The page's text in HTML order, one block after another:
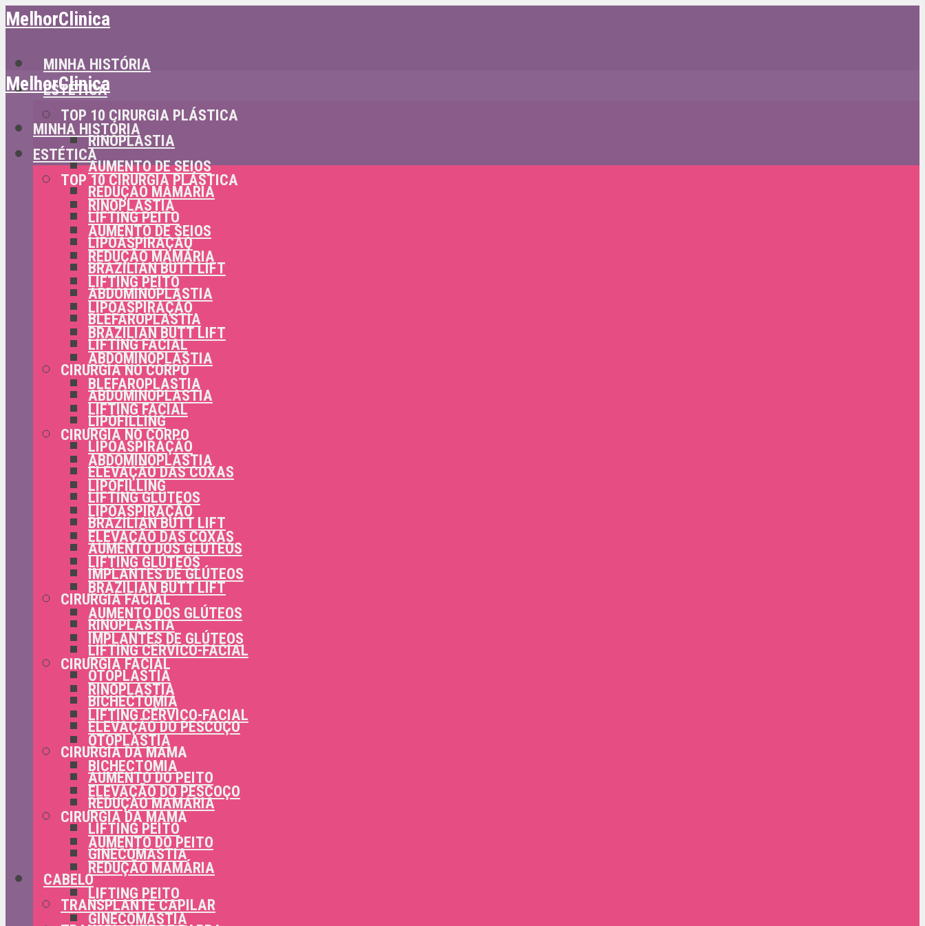
MelhorClinica
MINHA HISTÓRIA
ESTÉTICA
TOP 10 CIRURGIA PLÁSTICA
RINOPLASTIA
AUMENTO DE SEIOS
REDUÇÃO MAMÁRIA
LIFTING PEITO
LIPOASPIRAÇÃO
BRAZILIAN BUTT LIFT
ABDOMINOPLASTIA
BLEFAROPLASTIA
LIFTING FACIAL
CIRURGIA NO CORPO
ABDOMINOPLASTIA
LIPOFILLING
LIPOASPIRAÇÃO
ELEVAÇÃO DAS COXAS
LIFTING GLÚTEOS
BRAZILIAN BUTT LIFT
AUMENTO DOS GLÚTEOS
IMPLANTES DE GLÚTEOS
CIRURGIA FACIAL
RINOPLASTIA
LIFTING CÉRVICO-FACIAL
OTOPLASTIA
BICHECTOMIA
ELEVAÇÃO DO PESCOÇO
CIRURGIA DA MAMA
AUMENTO DO PEITO
REDUÇÃO MAMÁRIA
LIFTING PEITO
GINECOMASTIA
CABELO
TRANSPLANTE CAPILAR
MelhorClinica
MINHA HISTÓRIA
ESTÉTICA
TOP 10 CIRURGIA PLÁSTICA
RINOPLASTIA
AUMENTO DE SEIOS
REDUÇÃO MAMÁRIA
LIFTING PEITO
LIPOASPIRAÇÃO
BRAZILIAN BUTT LIFT
ABDOMINOPLASTIA
BLEFAROPLASTIA
LIFTING FACIAL
CIRURGIA NO CORPO
ABDOMINOPLASTIA
LIPOFILLING
LIPOASPIRAÇÃO
ELEVAÇÃO DAS COXAS
LIFTING GLÚTEOS
BRAZILIAN BUTT LIFT
AUMENTO DOS GLÚTEOS
IMPLANTES DE GLÚTEOS
CIRURGIA FACIAL
RINOPLASTIA
LIFTING CÉRVICO-FACIAL
OTOPLASTIA
BICHECTOMIA
ELEVAÇÃO DO PESCOÇO
CIRURGIA DA MAMA
AUMENTO DO PEITO
REDUÇÃO MAMÁRIA
LIFTING PEITO
GINECOMASTIA